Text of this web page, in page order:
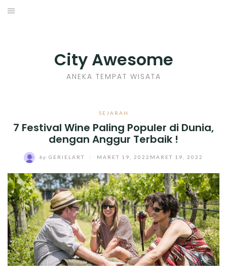
Skip
City Awesome
ANEKA TEMPAT WISATA
SEJARAH
7 Festival Wine Paling Populer di Dunia,
dengan Anggur Terbaik !
by GERIELART MARET 19, 2022 MARET 19, 2022
SENI KERAJINAN
INFO GAMES
MOVIES REVIEW